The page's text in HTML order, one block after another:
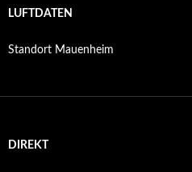
LUFTDATEN
Standort Mauenheim
DIREKT